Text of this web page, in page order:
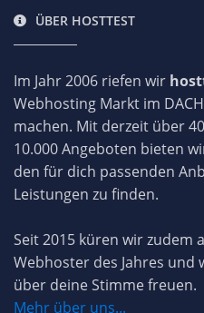
ÜBER HOSTTEST
Im Jahr 2006 riefen wir
Webhosting Markt im
machen. Mit derzeit über
10.000 Angeboten bieten
den für dich passenden
Leistungen zu finden.
Seit 2015 küren wir zudem
Webhoster des Jahres
über deine Stimme freuen.
Mehr über uns...